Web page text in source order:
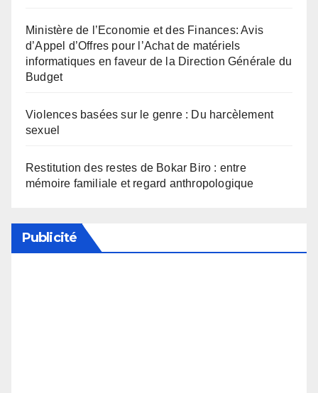
Ministère de l’Economie et des Finances: Avis
d’Appel d’Offres pour l’Achat de matériels
informatiques en faveur de la Direction Générale du
Budget
Violences basées sur le genre : Du harcèlement
sexuel
Restitution des restes de Bokar Biro : entre
mémoire familiale et regard anthropologique
Publicité